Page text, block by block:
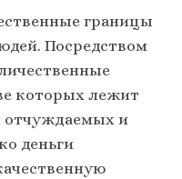
границы
Посредством
которых лежит
отчуждаемых и
деньги